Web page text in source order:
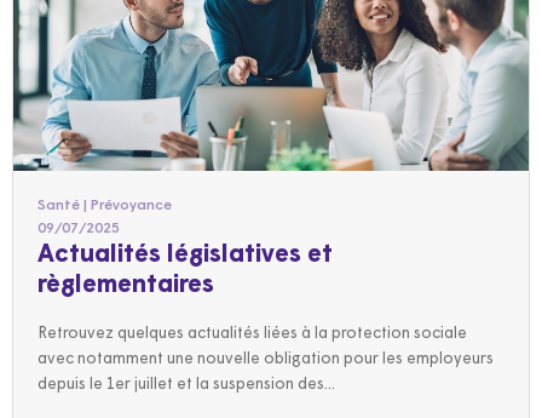
Santé | Prévoyance
09/07/2025
Actualités législatives et
règlementaires
Retrouvez quelques actualités liées à la protection sociale
avec notamment une nouvelle obligation pour les employeurs
depuis le 1er juillet et la suspension des...